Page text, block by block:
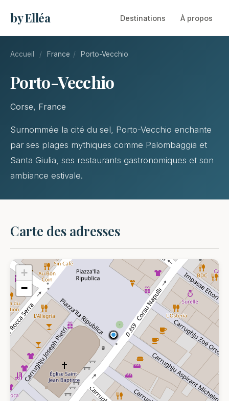
by Elléa Destinations À propos
Accueil / France / Porto-Vecchio
Porto-Vecchio
Corse, France
Surnommée la cité du sel, Porto-Vecchio enchante
par ses plages mythiques comme Palombaggia et
Santa Giulia, ses restaurants gastronomiques et son
ambiance estivale.
Carte des adresses
+
−